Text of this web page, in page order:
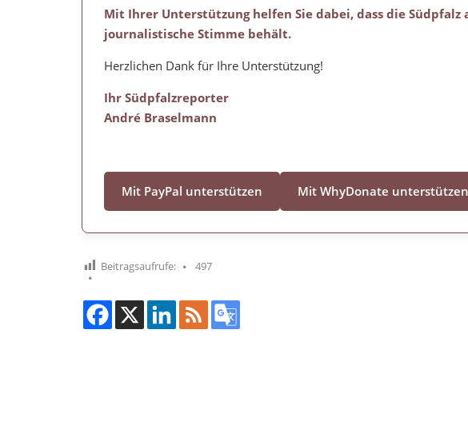
Mit Ihrer Unterstützung helfen Sie dabei, dass die
journalistische Stimme behält.
Herzlichen Dank für Ihre Unterstützung!
Ihr Südpfalzreporter
André Braselmann
Mit PayPal unterstützen Mit WhyDonate unterstützen
Beitragsaufrufe: 497